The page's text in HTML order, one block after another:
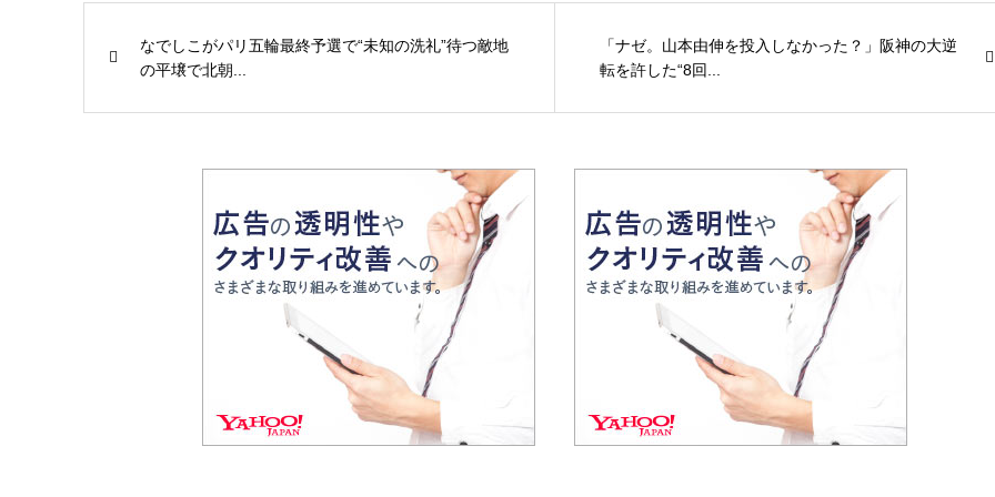
なでしこがパリ五輪最終予選で“未知の洗礼”待つ敵地
の平壌で北朝...
「ナゼ。山本由伸を投入しなかった？」阪神の大逆
転を許した“8回...